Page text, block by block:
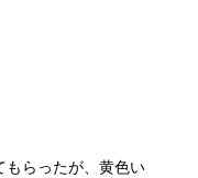
らったが、黄色い